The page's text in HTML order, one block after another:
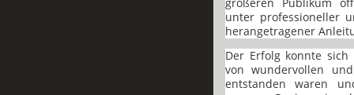
unter professioneller
herangetragener
Der Erfolg konnte sich
von wundervollen
entstanden waren